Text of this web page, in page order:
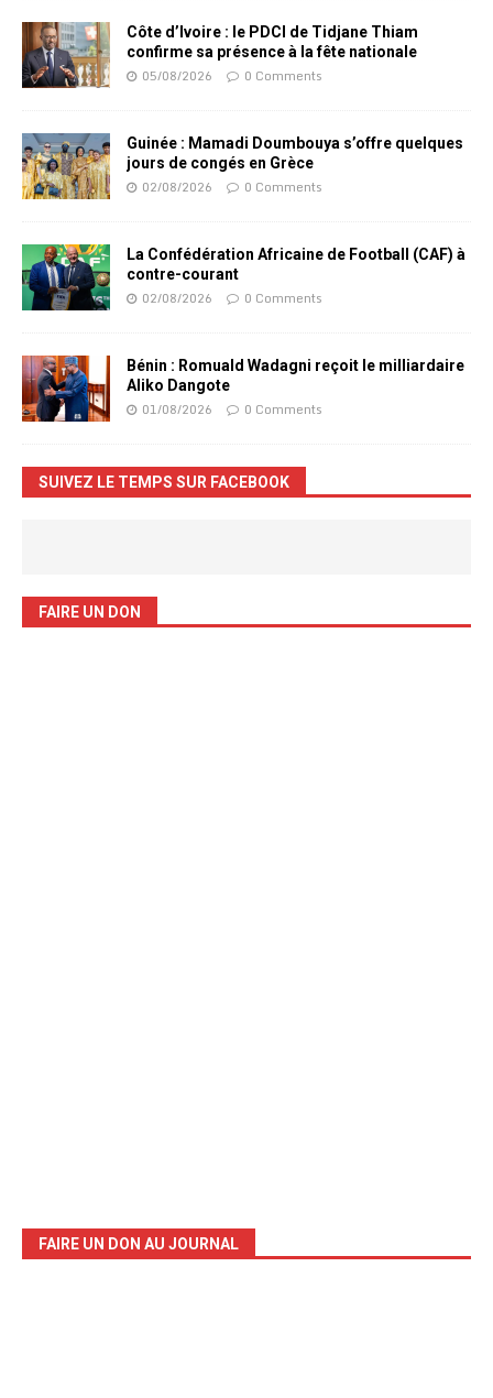
Côte d’Ivoire : le PDCI de Tidjane Thiam
confirme sa présence à la fête nationale
05/08/2026 0 Comments
Guinée : Mamadi Doumbouya s’offre quelques
jours de congés en Grèce
02/08/2026 0 Comments
La Confédération Africaine de Football (CAF) à
contre-courant
02/08/2026 0 Comments
Bénin : Romuald Wadagni reçoit le milliardaire
Aliko Dangote
01/08/2026 0 Comments
SUIVEZ LE TEMPS SUR FACEBOOK
FAIRE UN DON
FAIRE UN DON AU JOURNAL